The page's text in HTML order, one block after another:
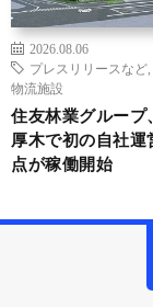
2026.08.06
プレスリリースなど
物流施設
住友林業グループ
厚木で初の自社運
点が稼働開始